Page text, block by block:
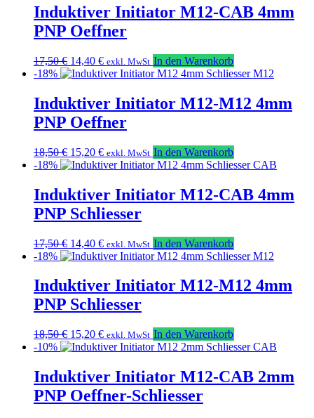
18,20 €
15,20 €.
Induktiver Initiator M12-CAB 4mm
PNP Oeffner
17,50€ Ursprünglicher
Preis
17,50 €
14,40 €Aktueller
Preis
14,40 €.
exkl. MwSt In den Warenkorb
-18%
Induktiver Initiator M12-M12 4mm
PNP Oeffner
18,50€ Ursprünglicher
Preis
18,50 €
15,20 €Aktueller
Preis
15,20 €.
exkl. MwSt In den Warenkorb
-18%
Induktiver Initiator M12-CAB 4mm
PNP Schliesser
17,50€ Ursprünglicher
Preis
17,50 €
14,40 €Aktueller
Preis
14,40 €.
exkl. MwSt In den Warenkorb
-18%
Induktiver Initiator M12-M12 4mm
PNP Schliesser
18,50€ Ursprünglicher
Preis
18,50 €
15,20 €Aktueller
Preis
15,20 €.
exkl. MwSt In den Warenkorb
-10%
Induktiver Initiator M12-CAB 2mm
PNP Oeffner-Schliesser